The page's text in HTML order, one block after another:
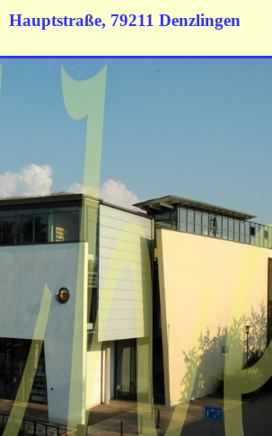
Hauptstraße, 79211 Denzlingen